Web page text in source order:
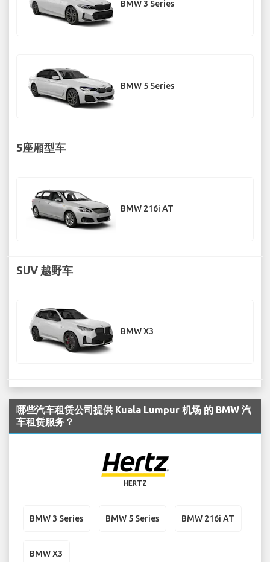
BMW 3 Series
BMW 5 Series
5座厢型车
BMW 216i AT
SUV 越野车
BMW X3
哪些汽车租赁公司提供 Kuala Lumpur 机场 的 BMW 汽
车租赁服务？
HERTZ
BMW 3 Series BMW 5 Series BMW 216i AT
BMW X3